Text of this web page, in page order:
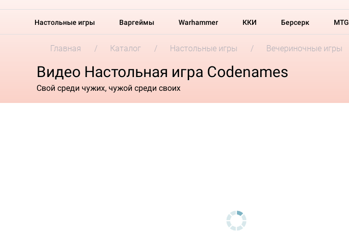
Настольные игры Варгеймы Warhammer ККИ Берсерк MTG
Главная Каталог Настольные игры Вечериночные игры
Видео Настольная игра Сodenames
Свой среди чужих, чужой среди своих